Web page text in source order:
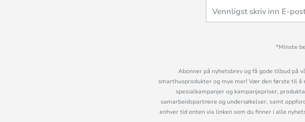
*Minste
Abonner på nyhetsbrev og få gode tilbud på
smarthusprodukter og mye mer! Vær den første til
spesialkampanjer og kampanjepriser,
samarbeidspartnere og undersøkelser, samt
enhver tid enten via linken som du finner i alle